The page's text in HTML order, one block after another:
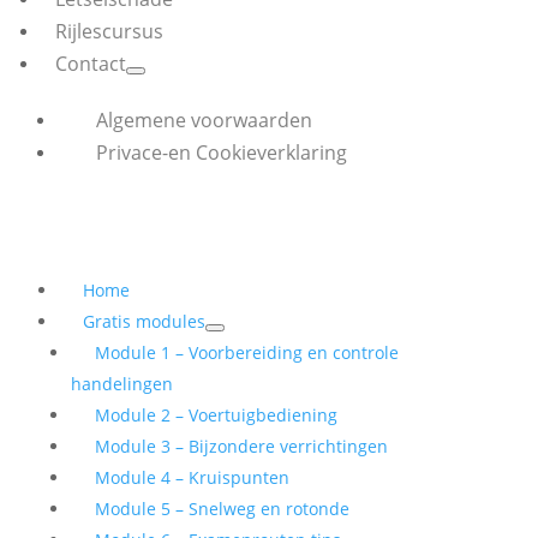
Rijlescursus
Contact
Algemene voorwaarden
Privace-en Cookieverklaring
Home
Gratis modules
Module 1 – Voorbereiding en controle
handelingen
Module 2 – Voertuigbediening
Module 3 – Bijzondere verrichtingen
Module 4 – Kruispunten
Module 5 – Snelweg en rotonde